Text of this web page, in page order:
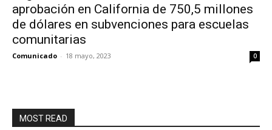
aprobación en California de 750,5 millones
de dólares en subvenciones para escuelas
comunitarias
Comunicado - 18 mayo, 2023 0
MOST READ